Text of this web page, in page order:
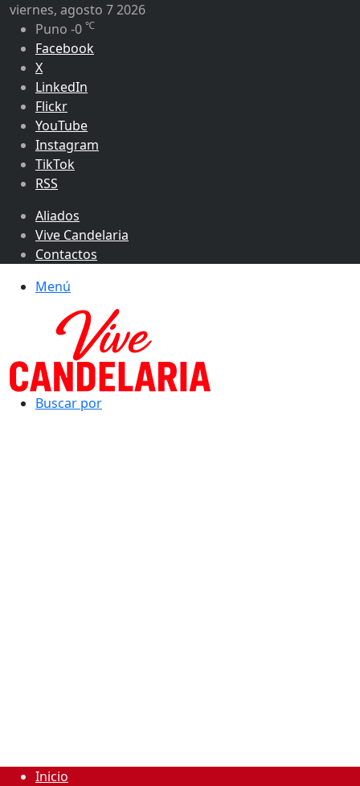
viernes, agosto 7 2026
Puno -0 ℃
Facebook
X
LinkedIn
Flickr
YouTube
Instagram
TikTok
RSS
Aliados
Vive Candelaria
Contactos
Menú
Buscar por
Inicio